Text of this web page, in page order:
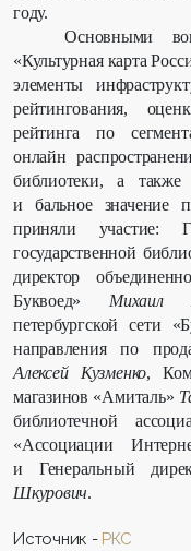
году.
Основными
«Культурная карта
элементы
рейтингования,
рейтинга по
онлайн
библиотеки, а также
и бальное значение
приняли участие:
государственной
директор
Буквоед»Михаил
петербургской сети
направления по
Алексей Кузменко,
магазинов «Амиталь»
библиотечной
«Ассоциации
и Генеральный
Шкурович.
Источник - РКС